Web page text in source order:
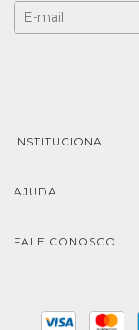
INSTITUCIONAL
AJUDA
FALE CONOSCO